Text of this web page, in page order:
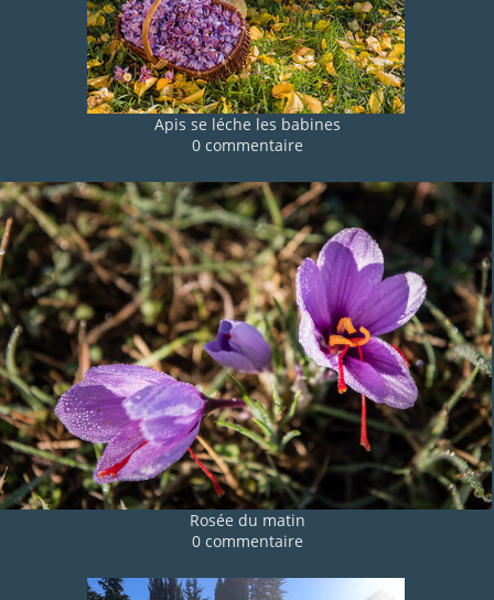
Apis se léche les babines
0 commentaire
Rosée du matin
0 commentaire